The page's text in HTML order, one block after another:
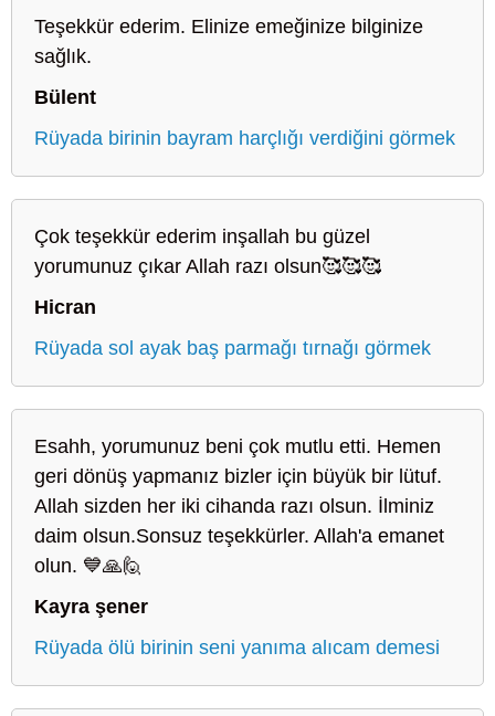
Teşekkür ederim. Elinize emeğinize bilginize
sağlık.
Bülent
Rüyada birinin bayram harçlığı verdiğini görmek
Çok teşekkür ederim inşallah bu güzel
yorumunuz çıkar Allah razı olsun🥰🥰🥰
Hicran
Rüyada sol ayak baş parmağı tırnağı görmek
Esahh, yorumunuz beni çok mutlu etti. Hemen
geri dönüş yapmanız bizler için büyük bir lütuf.
Allah sizden her iki cihanda razı olsun. İlminiz
daim olsun.Sonsuz teşekkürler. Allah'a emanet
olun. 💙🙏🙋
Kayra şener
Rüyada ölü birinin seni yanıma alıcam demesi